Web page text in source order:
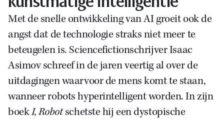
Zoek
Met de snelle ontwikkeling van AI groeit ook de
angst dat de technologie straks niet meer te
beteugelen is. Sciencefictionschrijver Isaac
Asimov schreef in de jaren veertig al over de
uitdagingen waarvoor de mens komt te staan,
wanneer robots hyperintelligent worden. In zijn
boekI, Robotschetste hij een dystopische